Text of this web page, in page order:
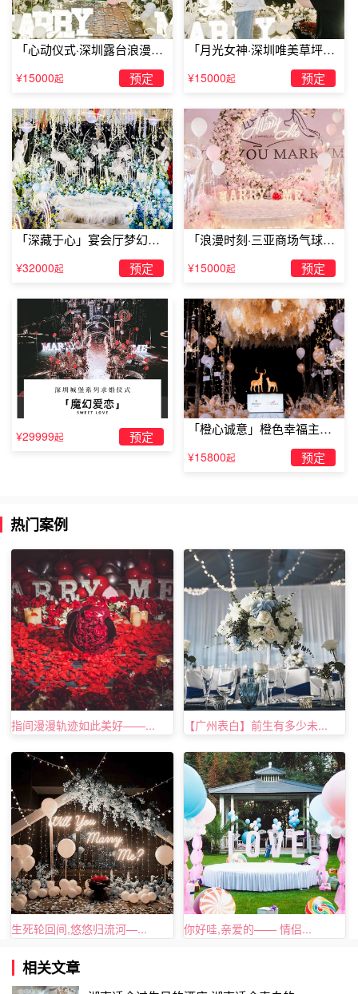
要说人最多的地方肯定是候车厅了，如果你的女朋友是在火
车站、飞机场或者是汽车站工作，那么候车厅肯定是最佳的
求婚地点，在众多乘客的见证下，你为你的女朋友送上99朵
玫瑰花，高喊着你女朋友的名字然后大声表白，单膝下跪，
浪漫求婚场所三、最有纪念意义的地方
一般都会选择第一次相遇的地方，就要再次把她带到这里
生令人感动的事情，就像描述故事一样，把
你若能专门为她订制戒指那就更好了。
这些你都学到了吗，情人节将近，那么你就大胆的向她求婚
吧。说出你心中对她的爱！
「心动仪式·深圳露台浪漫求
婚」
¥15000起 预定
「月光女神·深圳唯美草坪浪
漫求婚」
¥15000起 预定
「深藏于心」宴会厅梦幻主
¥32000起 预定
「浪漫时刻·三亚商场气球雨
¥15000起 预定
¥29999起 预定
「橙心诚意」橙色幸福主题
露台求婚
¥15800起 预定
热门案例
指间漫漫轨迹如此美好——... 【广州表白】前生有多少未...
生死轮回间,悠悠归流河—... 你好哇,亲爱的—— 情侣...
相关文章